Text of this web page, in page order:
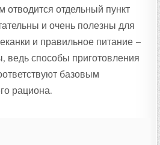
отводится отдельный пункт
и очень полезны для
и правильное питание –
ведь способы приготовления
базовым
рациона.